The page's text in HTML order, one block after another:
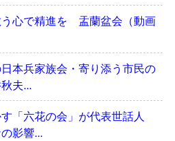
う心で精進を 盂蘭盆会（動画
日本兵家族会・寄り添う市民の
夫...
「六花の会」が代表世話人
影響...